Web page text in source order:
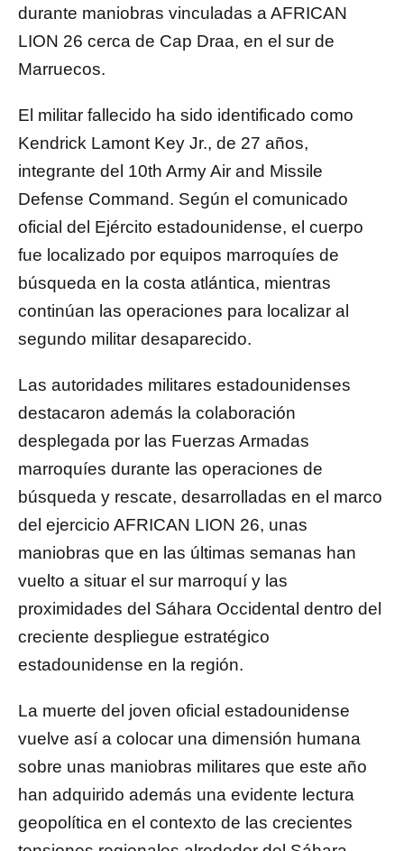
durante maniobras vinculadas a AFRICAN
LION 26 cerca de Cap Draa, en el sur de
Marruecos.
El militar fallecido ha sido identificado como
Kendrick Lamont Key Jr., de 27 años,
integrante del 10th Army Air and Missile
Defense Command. Según el comunicado
oficial del Ejército estadounidense, el cuerpo
fue localizado por equipos marroquíes de
búsqueda en la costa atlántica, mientras
continúan las operaciones para localizar al
segundo militar desaparecido.
Las autoridades militares estadounidenses
destacaron además la colaboración
desplegada por las Fuerzas Armadas
marroquíes durante las operaciones de
búsqueda y rescate, desarrolladas en el marco
del ejercicio AFRICAN LION 26, unas
maniobras que en las últimas semanas han
vuelto a situar el sur marroquí y las
proximidades del Sáhara Occidental dentro del
creciente despliegue estratégico
estadounidense en la región.
La muerte del joven oficial estadounidense
vuelve así a colocar una dimensión humana
sobre unas maniobras militares que este año
han adquirido además una evidente lectura
geopolítica en el contexto de las crecientes